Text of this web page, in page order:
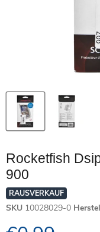
Rocketfish
900
RAUSVERKAUF
SKU 10028029-0
Aktueller Preis